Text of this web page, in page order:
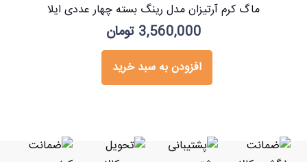
ماگ کرم آرتیزان مدل رینگ بسته چهار عددی ایلا
3,560,000 تومان
افزودن به سبد خرید